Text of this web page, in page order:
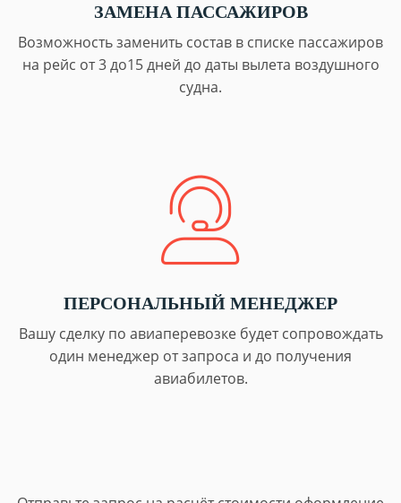
ЗАМЕНА ПАССАЖИРОВ
Возможность заменить состав в списке пассажиров
на рейс от 3 до15 дней до даты вылета воздушного
судна.
ПЕРСОНАЛЬНЫЙ МЕНЕДЖЕР
Вашу сделку по авиаперевозке будет сопровождать
один менеджер от запроса и до получения
авиабилетов.